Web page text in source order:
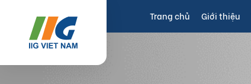
Trang chủ Giới thiệu